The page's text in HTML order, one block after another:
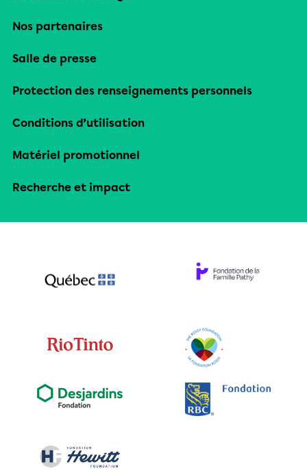
Nos partenaires
Salle de presse
Protection des renseignements personnels
Conditions d’utilisation
Matériel promotionnel
Recherche et impact